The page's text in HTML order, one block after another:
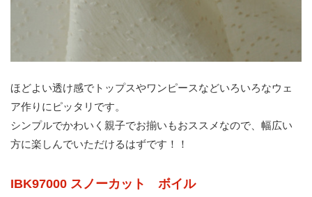
ほどよい透け感でトップスやワンピースなどいろいろなウェ
ア作りにピッタリです。
シンプルでかわいく親子でお揃いもおススメなので、幅広い
方に楽しんでいただけるはずです！！
IBK97000 スノーカット ボイル